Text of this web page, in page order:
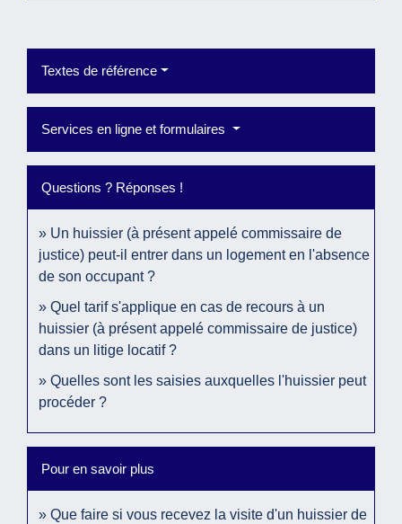
Textes de référence
Services en ligne et formulaires
Questions ? Réponses !
Un huissier (à présent appelé commissaire de
justice) peut-il entrer dans un logement en l'absence
de son occupant ?
Quel tarif s'applique en cas de recours à un
huissier (à présent appelé commissaire de justice)
dans un litige locatif ?
Quelles sont les saisies auxquelles l'huissier peut
procéder ?
Pour en savoir plus
Que faire si vous recevez la visite d'un huissier de